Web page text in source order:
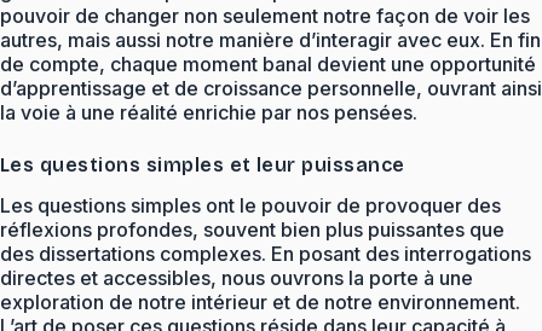
pouvoir de changer non seulement notre façon de voir les
autres, mais aussi notre manière d’interagir avec eux. En fin
de compte, chaque moment banal devient une opportunité
d’apprentissage et de croissance personnelle, ouvrant ainsi
la voie à une réalité enrichie par nos pensées.
Les questions simples et leur puissance
Les questions simples ont le pouvoir de provoquer des
réflexions profondes, souvent bien plus puissantes que
des dissertations complexes. En posant des interrogations
directes et accessibles, nous ouvrons la porte à une
exploration de notre intérieur et de notre environnement.